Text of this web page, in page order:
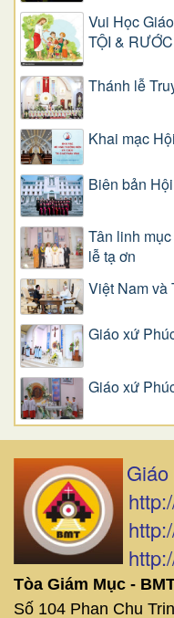
Vui Học
TỘI &
Thánh lễ
Khai mạc
Biên bản
Tân linh
lễ tạ ơn
Việt Nam và
Giáo xứ
Giáo xứ
Tòa Giám Mục -
Số 104 Phan Chu